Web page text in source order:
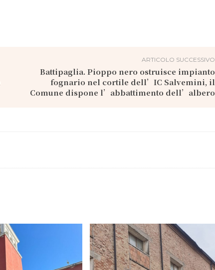
ARTICOLO SUCCESSIVO
Battipaglia. Pioppo nero ostruisce impianto
fognario nel cortile dell’IC Salvemini, il
Comune dispone l’abbattimento dell’albero